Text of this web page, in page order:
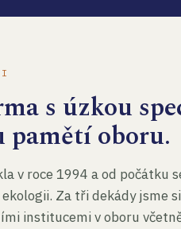
s úzkou
pamětí oboru.
v roce 1994 a od počátku
Za tři dekády jsme
institucemi v oboru